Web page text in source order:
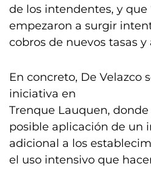
de los intendentes, y que
empezaron a surgir
cobros de nuevos tasas y
En concreto, De Velazco
iniciativa en
Trenque Lauquen,
posible aplicación de un
adicional a los
el uso intensivo que